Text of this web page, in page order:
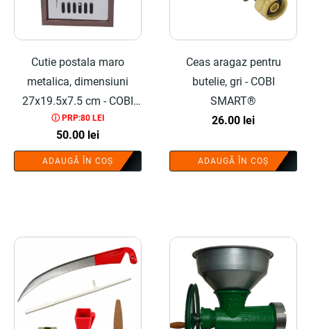
Cutie postala maro
metalica, dimensiuni
27x19.5x7.5 cm - COBI
SMART®
ⓘ PRP:80 LEI
50.00 lei
ADAUGĂ ÎN COȘ
Ceas aragaz pentru
butelie, gri - COBI
SMART®
26.00 lei
ADAUGĂ ÎN COȘ